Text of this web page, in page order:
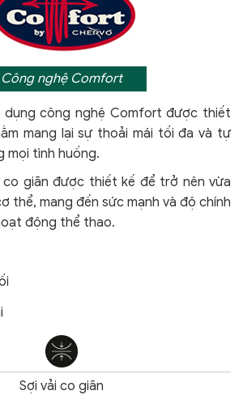
Công nghệ Comfort
dụng công nghệ Comfortđược thiết
mang lại sự thoải mái tối đa và tự
mọi tình huống.
co giãn được thiết kế để trở nên vừa
thể, mang đến sức mạnh và độ chính
động thể thao.
Sợi vải co giãn